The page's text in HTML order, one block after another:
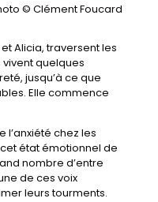
©Clément Foucard
Alicia, traversent les
vivent quelques
jusqu’à ce que
Elle commence
chez les
état émotionnel de
nombre d’entre
de ces voix
leurs tourments.